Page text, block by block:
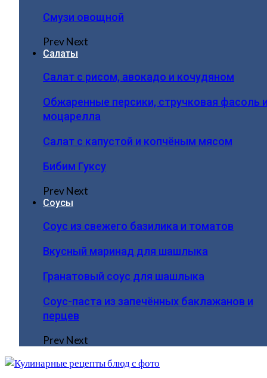
Смузи овощной
PrevNext
Салаты
Салат с рисом, авокадо и кочудяном
Обжаренные персики, стручковая фасоль
моцарелла
Салат с капустой и копчёным мясом
Бибим Гуксу
PrevNext
Соусы
Соус из свежего базилика и томатов
Вкусный маринад для шашлыка
Гранатовый соус для шашлыка
Соус-паста из запечённых баклажанов и
перцев
PrevNext